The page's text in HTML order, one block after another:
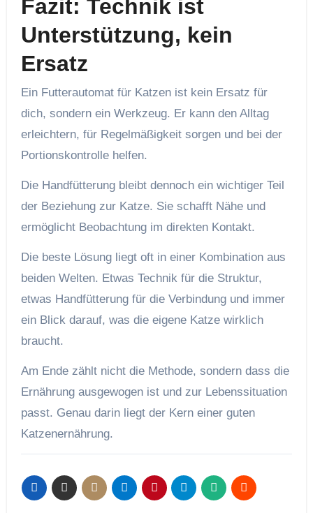
Fazit: Technik ist
Unterstützung, kein
Ersatz
Ein Futterautomat für Katzen ist kein Ersatz für
dich, sondern ein Werkzeug. Er kann den Alltag
erleichtern, für Regelmäßigkeit sorgen und bei der
Portionskontrolle helfen.
Die Handfütterung bleibt dennoch ein wichtiger Teil
der Beziehung zur Katze. Sie schafft Nähe und
ermöglicht Beobachtung im direkten Kontakt.
Die beste Lösung liegt oft in einer Kombination aus
beiden Welten. Etwas Technik für die Struktur,
etwas Handfütterung für die Verbindung und immer
ein Blick darauf, was die eigene Katze wirklich
braucht.
Am Ende zählt nicht die Methode, sondern dass die
Ernährung ausgewogen ist und zur Lebenssituation
passt. Genau darin liegt der Kern einer guten
Katzenernährung.